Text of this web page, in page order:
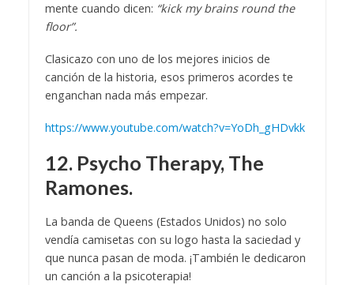
mente cuando dicen: “kick my brains round the
floor”.
Clasicazo con uno de los mejores inicios de
canción de la historia, esos primeros acordes te
enganchan nada más empezar.
https://www.youtube.com/watch?v=YoDh_gHDvkk
12. Psycho Therapy, The
Ramones.
La banda de Queens (Estados Unidos) no solo
vendía camisetas con su logo hasta la saciedad y
que nunca pasan de moda. ¡También le dedicaron
un canción a la psicoterapia!